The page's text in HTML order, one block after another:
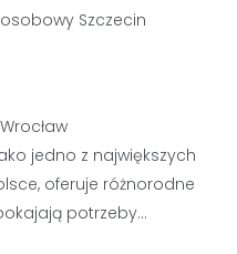
Szczecin
jedno z największych
oferuje różnorodne
potrzeby…